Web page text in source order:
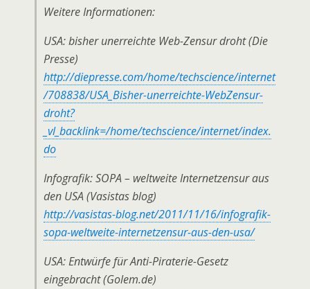
Weitere Informationen:
USA: bisher unerreichte Web-Zensur droht (Die
Presse)
http://diepresse.com/home/techscience/internet
/708838/USA_Bisher-unerreichte-WebZensur-
droht?
_vl_backlink=/home/techscience/internet/index.
do
Infografik: SOPA – weltweite Internetzensur aus
den USA (Vasistas blog)
http://vasistas-blog.net/2011/11/16/infografik-
sopa-weltweite-internetzensur-aus-den-usa/
USA: Entwürfe für Anti-Piraterie-Gesetz
eingebracht (Golem.de)